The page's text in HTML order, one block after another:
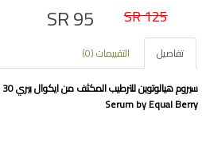
SR 125
SR 95
تفاصيل
التقييمات (0)
Serum by Equal Berry